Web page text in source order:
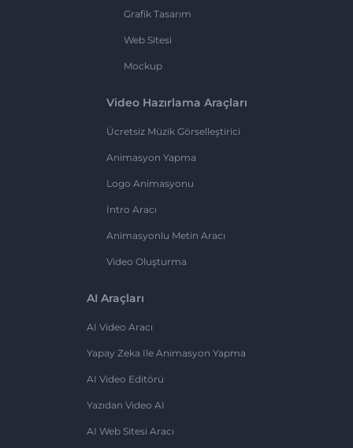
Grafik Tasarım
Web Sitesi
Mockup
Video Hazırlama Araçları
Ücretsiz Müzik Görselleştirici
Animasyon Yapma
Logo Animasyonu
İntro Aracı
Animasyonlu Metin Aracı
Video Oluşturma
AI Araçları
AI Video Aracı
Yapay Zeka Ile Animasyon Yapma
AI Video Editörü
Yazıdan Video AI
AI Web Sitesi Aracı